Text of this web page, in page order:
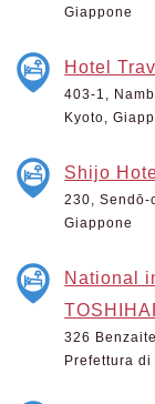
Giappone
Hotel
403-1,
Kyoto,
Shijo
230, Sendō-
Giappone
National
326
Prefettura di